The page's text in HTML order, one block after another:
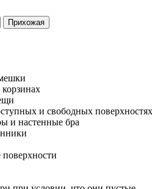
и свободных поверхностях
и настенные бра